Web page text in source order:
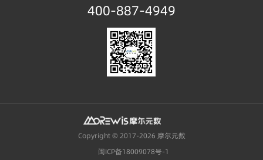
400-887-4949
Copyright © 2017-2026 摩尔元数
闽ICP备18009078号-1